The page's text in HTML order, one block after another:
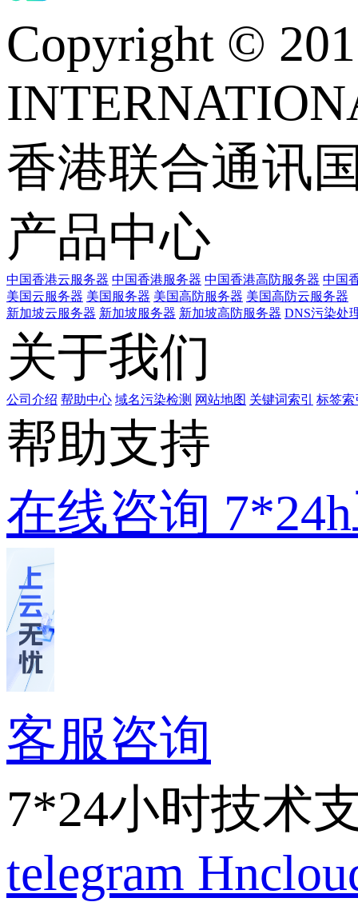
Copyright ©
香港联合通讯
产品中心
中国香港云服务器 中国香港服务器 中国香港高防服务器 中国
美国云服务器 美国服务器 美国高防服务器 美国高防云服务器
新加坡云服务器 新加坡服务器 新加坡高防服务器 DNS污染处
关于我们
公司介绍 帮助中心 域名污染检测 网站地图 关键词索引 标签索
帮助支持
在线咨询
客服咨询
7*24小时技术
telegram